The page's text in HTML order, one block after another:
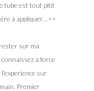
tube est tout pitit
à appliquer…=>
sur ma
à force
sur
Premier